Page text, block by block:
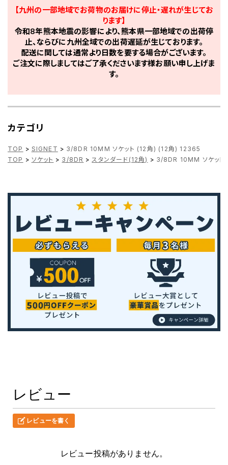
【九州の一部地域でお荷物のお届けに停止・遅れが生じてお
ります】
令和8年熊本地震の影響により、熊本県一部地域での出荷停
止、ならびに九州全域での出荷遅延が生じております。
配送に関しては通常より日数を要する場合がございます。
ご注文に際しましてはご了承くださいます様お願い申し上げま
す。
カテゴリ
TOP > SIGNET > 3/8DR 10MM ソケット (12角) (12角) 12365
TOP > ソケット > 3/8DR > スタンダード(12角) > 3/8DR 10MM ソケッ
レビュー
レビューを書く
レビュー投稿がありません。